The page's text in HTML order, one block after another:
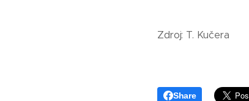
Zdroj: T. Kučera
Share